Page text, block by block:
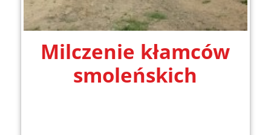
Milczenie kłamców
smoleńskich